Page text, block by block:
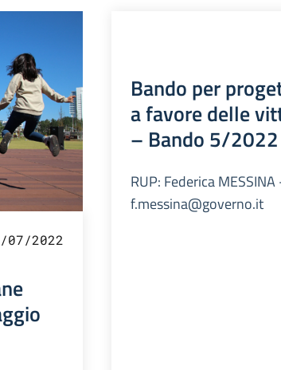
07/2022
Bando per
a favore delle
– Bando 5/2022
RUP: Federica
f.messina@governo.it